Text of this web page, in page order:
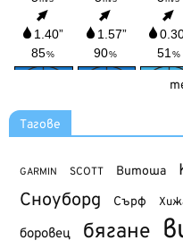
Тагове
GARMIN SCOTT Витоша
Сноуборд Сърф
боровец бягане